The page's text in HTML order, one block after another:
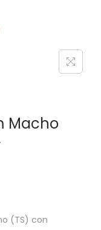
Macho
(TS) con